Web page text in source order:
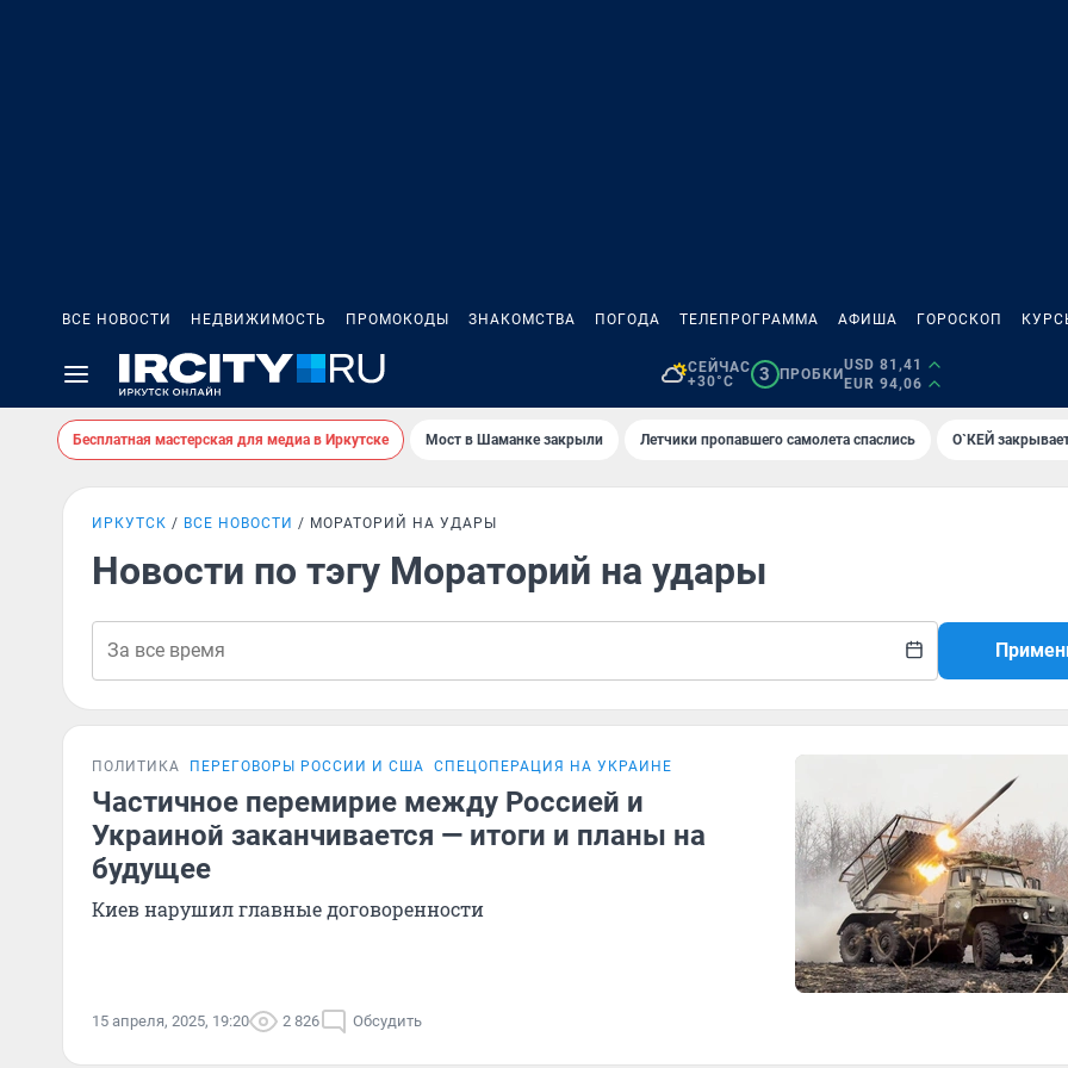
ВСЕ НОВОСТИ НЕДВИЖИМОСТЬ ПРОМОКОДЫ ЗНАКОМСТВА ПОГОДА ТЕЛЕПРОГРАММА АФИША ГОРОСКОП
СЕЙЧАС
+30°C
3 ПРОБКИ
USD 81,41
EUR 94,06
Бесплатная мастерская для медиа в Иркутске Мост в Шаманке закрыли Летчики пропавшего самолета спаслись О`КЕЙ
ИРКУТСК ВСЕ НОВОСТИ МОРАТОРИЙ НА УДАРЫ
Новости по тэгу Мораторий на удары
ПОЛИТИКА ПЕРЕГОВОРЫ РОССИИ И США СПЕЦОПЕРАЦИЯ НА УКРАИНЕ
Частичное перемирие между Россией и
Украиной заканчивается — итоги и планы на
будущее
Киев нарушил главные договоренности
15 апреля, 2025, 19:20 2 826 Обсудить